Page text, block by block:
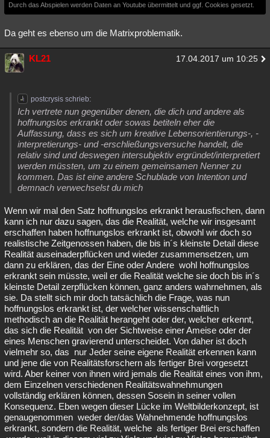
Durch das Abspielen werden Daten an Youtube übermittelt und ggf. Cookies gesetzt.
Da geht es ebenso um die Matrixproblematik.
KL21 17.04.2017 um 10:25
postcrysis schrieb:
Ich vertrete nun gegenüber denen, die dich und andere als
hoffnungslos erkrankt oder sowas betiteln eher die
Auffassung, dass es sich um kreative Lebensorientierungs-, -
interpretierungs- und -erschließungsversuche handelt, die
relativ sind und deswegen intersubjektiv ergründet/interpretiert
werden müssten, um zu einem gemeinsamen Nenner zu
kommen. Das ist eine andere Schublade von Intention und
demnach verwechselst du mich
Wenn wir mal den Satz hoffnungslos erkrankt herausfischen, dann
kann ich nur dazu sagen, das die Realität, welche wir insgesamt
erschaffen haben hoffnungslos erkrankt ist, obwohl wir doch so
realistische Zeitgenossen haben, die bis in´s kleinste Detail diese
Realität auseinaderpflücken und wieder zusammensetzen, um
dann zu erklären, das der Eine oder Andere wohl hoffnungslos
erkrankt sein müsste, weil er die Realität welche sie doch bis in´s
kleinste Detail zerpflücken können, ganz anders wahrnehmen, als
sie. Da stellt sich mir doch tatsächlich die Frage, was nun
hoffnungslos erkrankt ist, der welcher wissenschaftlich
methodisch an die Realität herangeht oder der, welcher erkennt,
das sich die Realität von der Sichtweise einer Ameise oder der
eines Menschen gravierend unterscheidet. Von daher ist doch
vielmehr so, das nur Jeder seine eigene Realität erkennen kann
und jene die von Realitätsforschern als fertiger Brei vorgesetzt
wird. Aber keiner von ihnen wird jemals die Realität eines von ihm,
dem Einzelnen verschiedenen Realitätswahnehmungen
vollständig erklären können, dessen Sosein in seiner vollen
Konsequenz. Eben wegen dieser Lücke im Weltbilderkonzept, ist
genaugenommen weder der/das Wahnehmende hoffnungslos
erkrankt, sondern die Realität, welche als fertiger Brei erschaffen